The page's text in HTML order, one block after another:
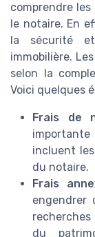
comprendre
le notaire. En
la sécurité
immobilière.
selon la
Voici quelques
Frais de
importante
incluent
du notaire.
Frais
engendrer
du